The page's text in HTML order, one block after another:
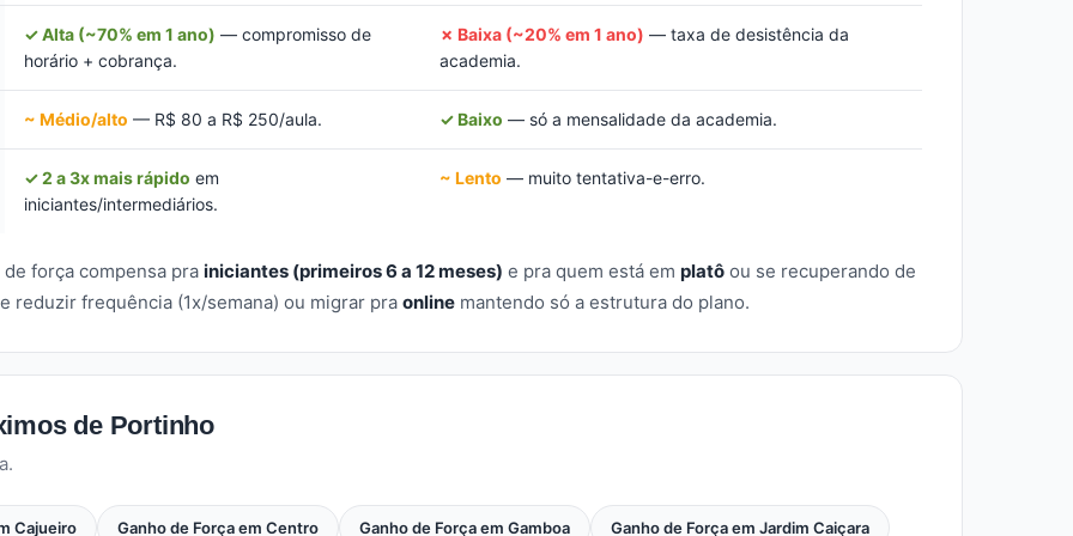
✓ Alta (~70% em 1 ano) — compromisso de
horário + cobrança.
✗ Baixa (~20% em 1 ano) — taxa de desistência da
academia.
~ Médio/alto — R$ 80 a R$ 250/aula. ✓ Baixo — só a mensalidade da academia.
✓ 2 a 3x mais rápido em
iniciantes/intermediários.
~ Lento — muito tentativa-e-erro.
força compensa pra iniciantes (primeiros 6 a 12 meses) e pra quem está em platô ou se recuperando de
reduzir frequência (1x/semana) ou migrar pra online mantendo só a estrutura do plano.
de Portinho
Cajueiro Ganho de Força em Centro Ganho de Força em Gamboa Ganho de Força em Jardim Caiçara